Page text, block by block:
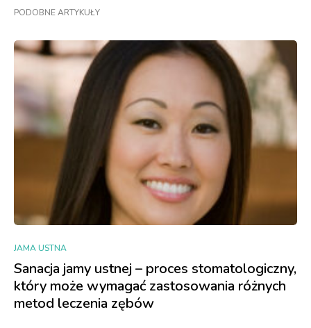
PODOBNE ARTYKUŁY
JAMA USTNA
Sanacja jamy ustnej – proces stomatologiczny,
który może wymagać zastosowania różnych
metod leczenia zębów